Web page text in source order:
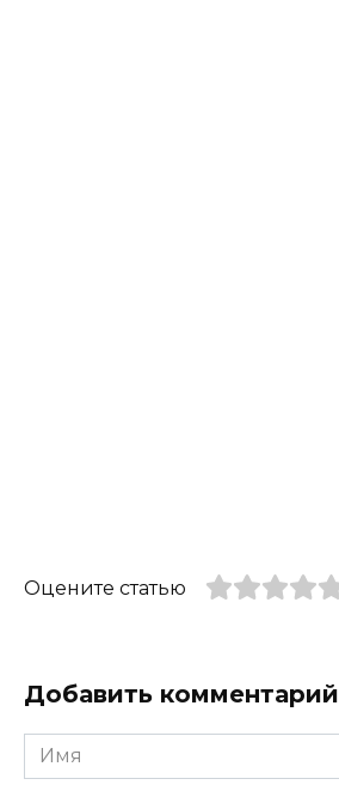
Оцените статью
Добавить комментарий
Имя
*